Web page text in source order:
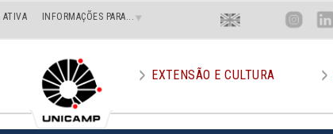
ATIVA INFORMAÇÕES PARA... Menu
Superior
Direito
En Inst Lin
EXTENSÃO E CULTURA